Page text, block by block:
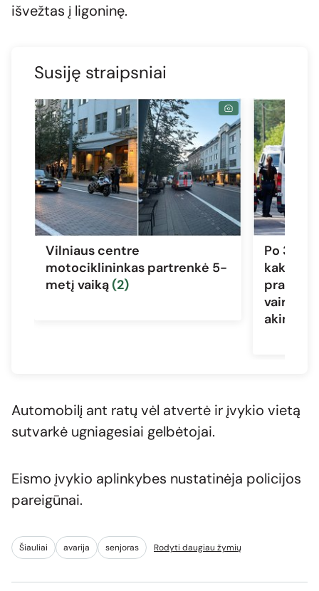
išvežtas į ligoninę.
Susiję straipsniai
Vilniaus centre
motociklininkas partrenkė 5-
metį vaiką(2)
Po 3
prabilo
Automobilį ant ratų vėl atvertė ir įvykio vietą
sutvarkė ugniagesiai gelbėtojai.
Eismo įvykio aplinkybes nustatinėja policijos
pareigūnai.
Šiauliai avarija senjoras Rodyti daugiau žymių